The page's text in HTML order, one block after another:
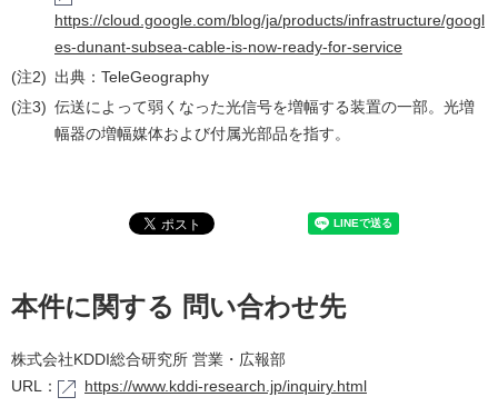
https://cloud.google.com/blog/ja/products/infrastructure/googl
es-dunant-subsea-cable-is-now-ready-for-service
(注2) 出典：TeleGeography
(注3) 伝送によって弱くなった光信号を増幅する装置の一部。光増
幅器の増幅媒体および付属光部品を指す。
本件に関する 問い合わせ先
株式会社KDDI総合研究所 営業・広報部
URL：
https://www.kddi-research.jp/inquiry.html